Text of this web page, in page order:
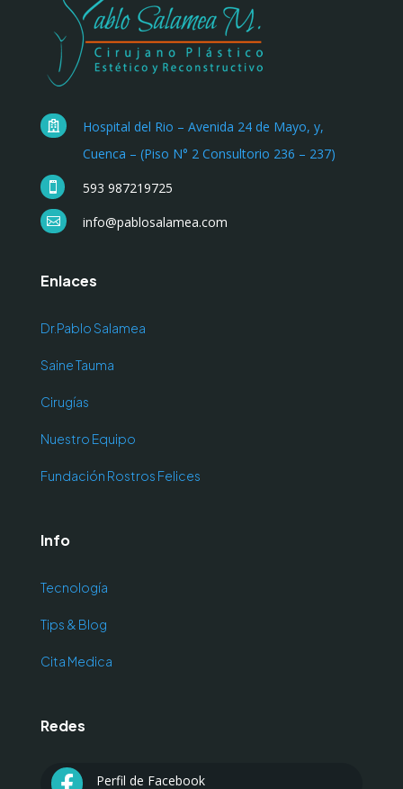

Hospital del Rio – Avenida 24 de Mayo, y,
Cuenca – (Piso N° 2 Consultorio 236 – 237)
 593 987219725
 info@pablosalamea.com
Enlaces
Dr.Pablo Salamea
Saine Tauma
Cirugías
Nuestro Equipo
Fundación Rostros Felices
Info
Tecnología
Tips & Blog
Cita Medica
Redes
 Perfil de Facebook